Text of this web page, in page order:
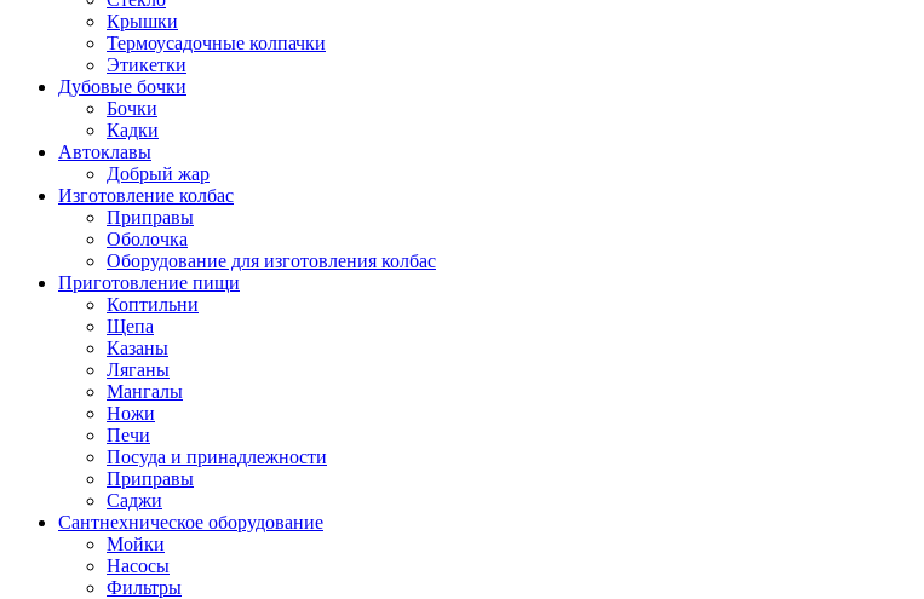
Крышки
Термоусадочные колпачки
Этикетки
Дубовые бочки
Бочки
Кадки
Автоклавы
Добрый жар
Изготовление колбас
Приправы
Оболочка
Оборудование для изготовления колбас
Приготовление пищи
Коптильни
Щепа
Казаны
Ляганы
Мангалы
Ножи
Печи
Посуда и принадлежности
Приправы
Саджи
Сантнехническое оборудование
Мойки
Насосы
Фильтры